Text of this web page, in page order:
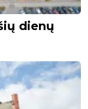
dienų